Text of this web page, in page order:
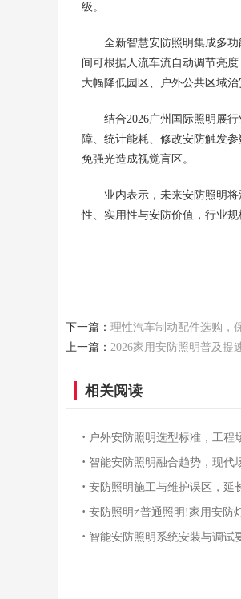
级。
全新智慧安防照明集成多
间可根据人流车流自动调节亮
大幅降低园区、户外公共区域治
结合2026广州国际照明展
障、统计能耗、修改安防触发
免强光造成视觉盲区。
业内表示，未来安防照明
性、实用性与安防价值，行业规
下一篇： 理性汽车制动配件选购，
上一篇： 2026家用安防照明普及提
相关阅读
· 户外安防照明选型标准，工程
· 智能安防照明融合趋势，现代
· 安防照明施工与维护误区，延
· 安防照明≠普通照明!家用安防
· 智能安防照明系统安装与调试